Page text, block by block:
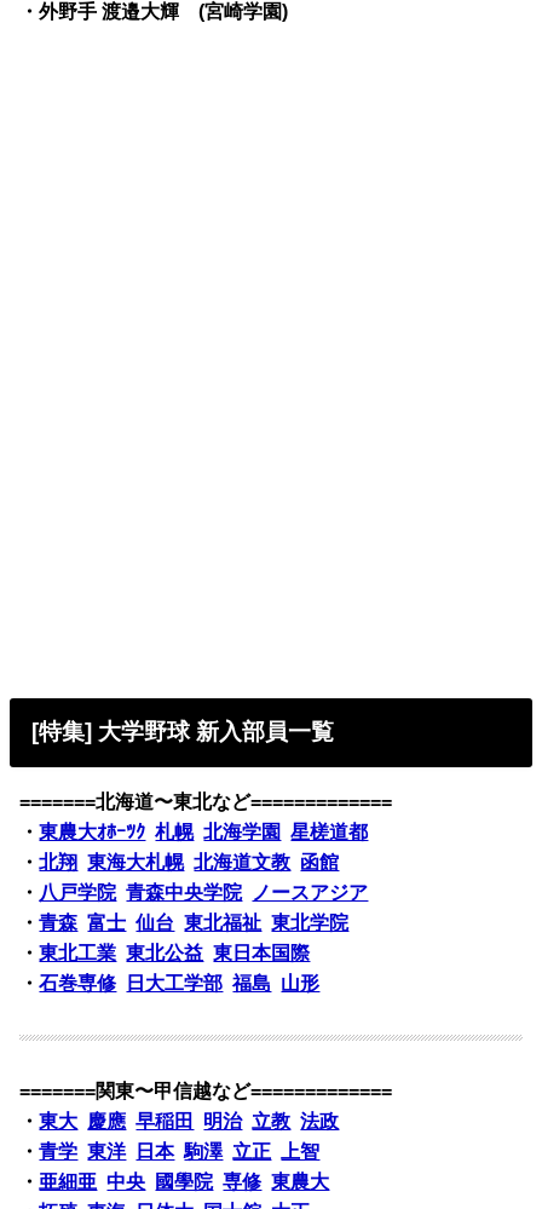
・外野手 渡邉大輝 (宮崎学園)
[特集] 大学野球 新入部員一覧
=======北海道〜東北など=============
・東農大ｵﾎｰﾂｸ 札幌 北海学園
星槎道都
・北翔 東海大札幌 北海道文教 函館
・ 八戸学院 青森中央学院
ノースアジア
・青森 富士 仙台 東北福祉 東北学院
・東北工業 東北公益 東日本国際
・石巻専修 日大工学部 福島 山形
=======関東〜甲信越など=============
・東大 慶應 早稲田 明治 立教 法政
・青学 東洋 日本 駒澤 立正 上智
・亜細亜 中央 國學院 専修 東農大